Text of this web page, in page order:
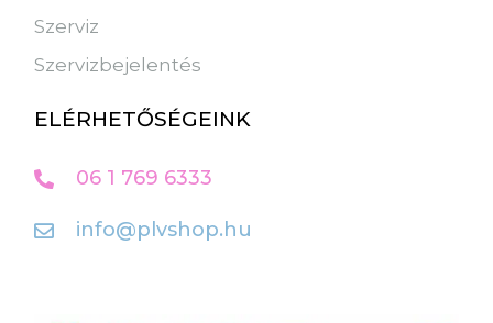
Szerviz
Szervizbejelentés
ELÉRHETŐSÉGEINK
06 1 769 6333
info@plvshop.hu